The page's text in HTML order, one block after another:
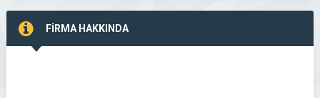
FİRMA HAKKINDA